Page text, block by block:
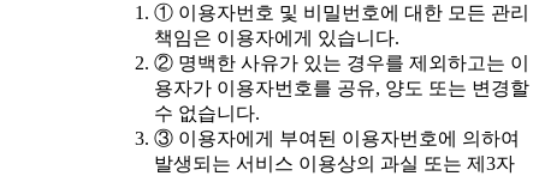
① 이용자번호 및 비밀번호에 대한 모든 관리
책임은 이용자에게 있습니다.
② 명백한 사유가 있는 경우를 제외하고는 이
용자가 이용자번호를 공유, 양도 또는 변경할
수 없습니다.
③ 이용자에게 부여된 이용자번호에 의하여
발생되는 서비스 이용상의 과실 또는 제3자